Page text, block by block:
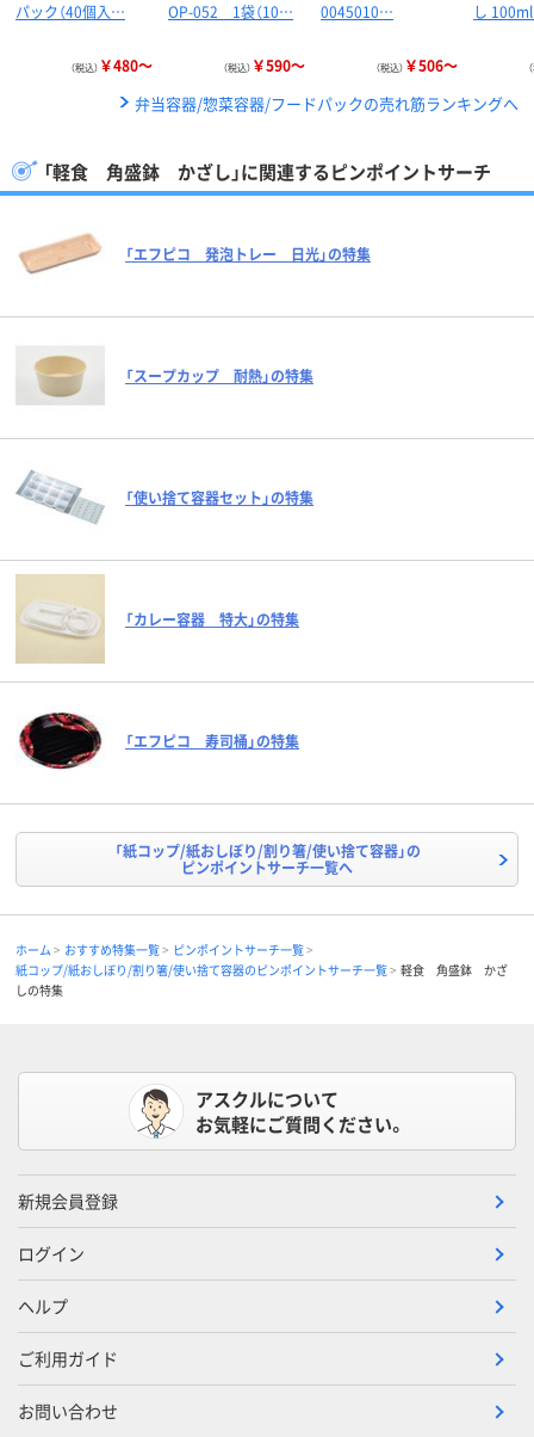
パック（40個入…
（税込） ￥480～
OP-052 1袋（10…
（税込） ￥590～
0045010…
（税込） ￥506～
し
弁当容器/惣菜容器/フードパックの売れ筋ランキングへ
「軽食 角盛鉢 かざし」に関連するピンポイントサーチ
「エフピコ 発泡トレー 日光」の特集
「スープカップ 耐熱」の特集
「使い捨て容器セット」の特集
「カレー容器 特大」の特集
「エフピコ 寿司桶」の特集
「紙コップ/紙おしぼり/割り箸/使い捨て容器」の
ピンポイントサーチ一覧へ
ホーム おすすめ特集一覧
ピンポイントサーチ一覧
紙コップ/紙おしぼり/割り箸/使い捨て容器のピンポイントサーチ一覧
軽食 角盛鉢 かざ
しの特集
アスクルについて
お気軽にご質問ください。
新規会員登録
ログイン
ヘルプ
ご利用ガイド
お問い合わせ